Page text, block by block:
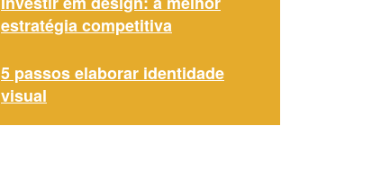
estratégia competitiva
5 passos elaborar identidade
visual